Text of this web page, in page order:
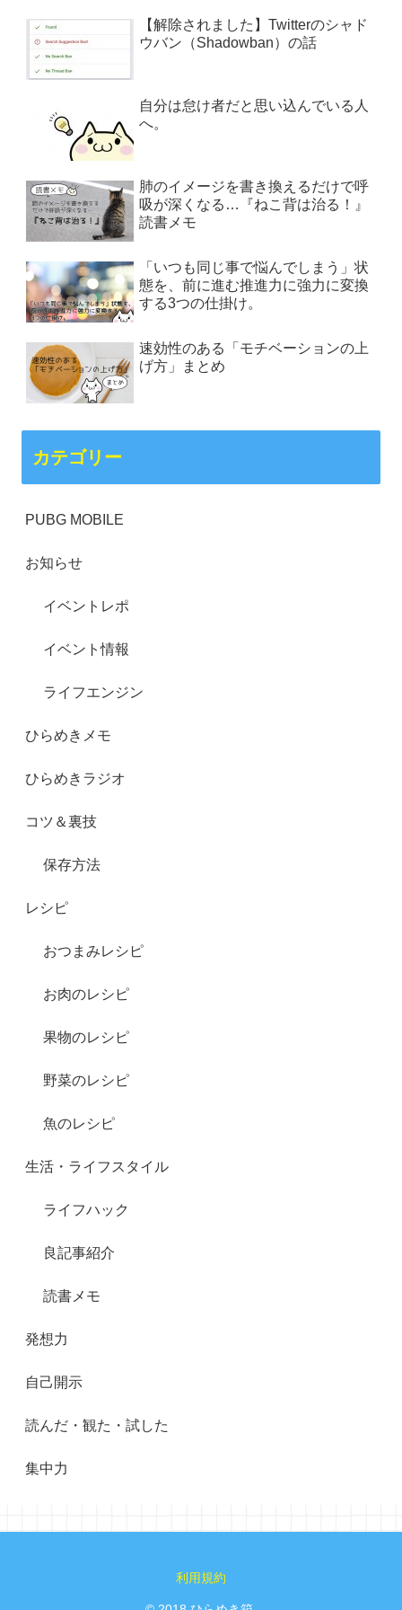
【解除されました】Twitterのシャド
ウバン（Shadowban）の話
自分は怠け者だと思い込んでいる人
へ。
肺のイメージを書き換えるだけで呼
吸が深くなる…『ねこ背は治る！』
読書メモ
「いつも同じ事で悩んでしまう」状
態を、前に進む推進力に強力に変換
する3つの仕掛け。
速効性のある「モチベーションの上
げ方」まとめ
カテゴリー
PUBG MOBILE
お知らせ
イベントレポ
イベント情報
ライフエンジン
ひらめきメモ
ひらめきラジオ
コツ＆裏技
保存方法
レシピ
おつまみレシピ
お肉のレシピ
果物のレシピ
野菜のレシピ
魚のレシピ
生活・ライフスタイル
ライフハック
良記事紹介
読書メモ
発想力
自己開示
読んだ・観た・試した
集中力
利用規約